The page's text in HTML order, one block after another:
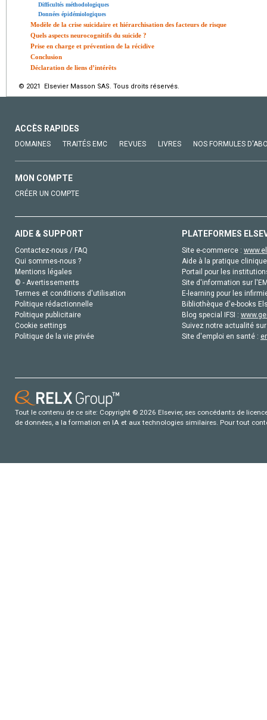
Difficultés méthodologiques
Données épidémiologiques
Modèle de la crise suicidaire et hiérarchisation des facteurs de risque
Quels aspects neurocognitifs du suicide ?
Prise en charge et prévention de la récidive
Conclusion
Déclaration de liens d’intérêts
© 2021 Elsevier Masson SAS. Tous droits réservés.
ACCÈS RAPIDES
DOMAINES TRAITÉS EMC REVUES LIVRES NOS FORMULES
MON COMPTE
CRÉER UN COMPTE
AIDE & SUPPORT
Contactez-nous / FAQ
Qui sommes-nous ?
Mentions légales
© - Avertissements
Termes et conditions d'utilisation
Politique rédactionnelle
Politique publicitaire
Cookie settings
Politique de la vie privée
PLATEFORMES
Site e-commerce :
Aide à la pratique
Portail pour les
Site d'information sur
E-learning pour les
Bibliothèque d'e-books
Blog special IFSI :
Suivez notre actualité
Site d'emploi en santé :
Tout le contenu de ce site: Copyright © 2026 Elsevier, ses concédants de
de données, a la formation en IA et aux technologies similaires. Pour tout